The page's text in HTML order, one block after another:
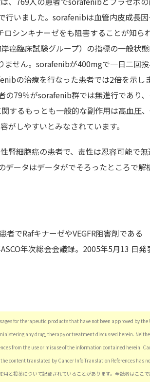
いました。sorafenibは血管内皮成長
シンキナーゼをも阻害することが知ら
癌臨床試験グループ）の指標の一般状態
ません。sorafenibが400mgで一日二回
の治療を行なった患者では2倍を示し
の79％がsorafenib群では無進行であり
するもっとも一般的な副作用は高血圧
しやすいとみなされています。
腎細胞癌の患者で、毒性は忍容可能で
ータはデータがでそろったところで解
でRafキナーゼやVEGFR阻害剤である
年次総会会議録。2005年5月13 日発
for therapeutic products that have not been approved by the
any drug, therapy or treatment discussed herein.
from the use or misuse of the information contained herein.
content translated by Cancer Info Translation References has
と投薬について記載されていることがあります。全読者はここで